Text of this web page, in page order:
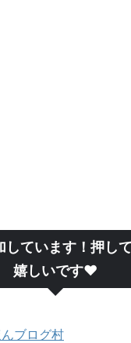
しています！押し
嬉しいです❤
ブログ村